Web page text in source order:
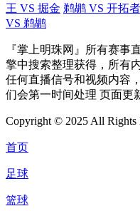
王 VS 掘金 鹈鹕 VS 开拓者
VS 鹈鹕
『掌上明珠网』所有赛事
擎中搜索整理获得，所有
任何直播信号和视频内容
们会第一时间处理 页面更
Copyright © 2025 All
首页
足球
篮球